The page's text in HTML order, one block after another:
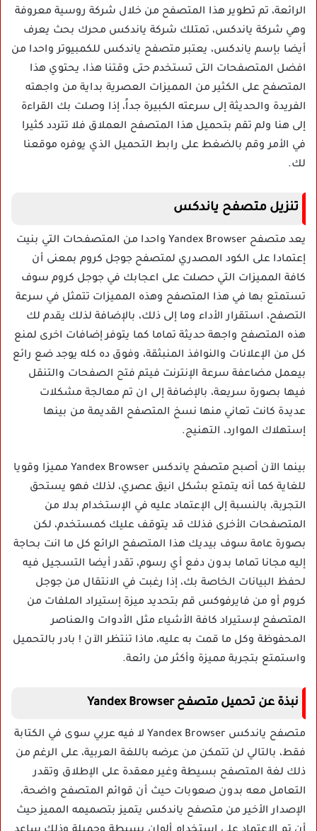
الرائعة، تم تطوير هذا المتصفح من خلال شركة روسية معروفة
وهي شركة ياندكس، تمتلك شركة ياندكس محرك بحث يعرف
أيضا بإسم ياندكس، يعتبر متصفح ياندكس للكمبيوتر واحدا من
افضل المتصفحات التى تستخدم حتى وقتنا هذا، يحتوي هذا
المتصفح على الكثير من المميزات العصرية بداية من واجهته
الفريدة والحديثة إلى سرعته الكبيرة جداً، إذا وصلت بك القراءة
إلى هنا ولم تقم بتحميل هذا المتصفح العملاق فلا تتردد كثيرا
في الأمر وقم بالضغط على رابط التحميل الذي يوفره موقعنا
لك.
تنزيل متصفح ياندكس
يعد متصفح Yandex Browser واحدا من المتصفحات التي بنيت
إعتمادا على الكود المصدري لمتصفح جوجل كروم بمعنى أن
كافة المميزات التي حصلت على اعجابك في جوجل كروم سوف
تستمتع بها في هذا المتصفح وهذه المميزات تتمثل في سرعة
التصفح، استقرار الأداء وما إلى ذلك، بالإضافة لذلك يقدم لك
هذه المتصفح واجهة حديثة تماما كما يتوفر إضافات اخرى لمنع
كل من الإعلانات والنوافذ المنبثقة، وفوق ده كله يوجد ضع رائع
بيعمل مضاعفة سرعة الإنترنت فيتم فتح الصفحات والتنقل
فيها بصورة سريعة، بالإضافة إلى ان تم معالجة مشكلات
عديدة كانت تعاني منها نسخ المتصفح القديمة من بينها
إستهلاك الموارد، التهنيج.
بينما الآن أصبح متصفح ياندكس Yandex Browser مميزا وقويا
للغاية كما أنه يتمتع بشكل انيق عصري، لذلك فهو يستحق
التجربة، بالنسبة إلى الإعتماد عليه في الإستخدام بدلا من
المتصفحات الأخرى فذلك قد يتوقف عليك كمستخدم، لكن
بصورة عامة سوف بيديك هذا المتصفح الرائع كل ما انت بحاجة
إليه مجانا تماما بدون دفع أي رسوم، تقدر أيضا التسجيل فيه
لحفظ البيانات الخاصة بك، إذا رغبت في الانتقال من جوجل
كروم أو من فايرفوكس قم بتحديد ميزة إستيراد الملفات من
المتصفح لإستيراد كافة الأشياء مثل الأدوات والعناصر
المحفوظة وكل ما قمت به عليه، ماذا تنتظر الآن ! بادر بالتحميل
واستمتع بتجربة مميزة وأكثر من رائعة.
نبذة عن تحميل متصفح Yandex Browser
متصفح ياندكس Yandex Browser لا فيه عربي سوى في الكتابة
فقط، بالتالي لن تتمكن من عرضه باللغة العربية، على الرغم من
ذلك لغة المتصفح بسيطة وغير معقدة على الإطلاق وتقدر
التعامل معه بدون صعوبات حيث أن قوائم المتصفح واضحة،
الإصدار الأخير من متصفح ياندكس يتميز بتصميمه المميز حيث